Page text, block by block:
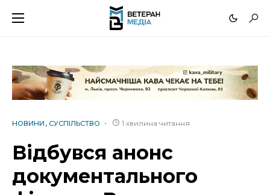
НОВИНИ СУСПІЛЬСТВО 1 хвилина читання
Відбувся анонс
документального